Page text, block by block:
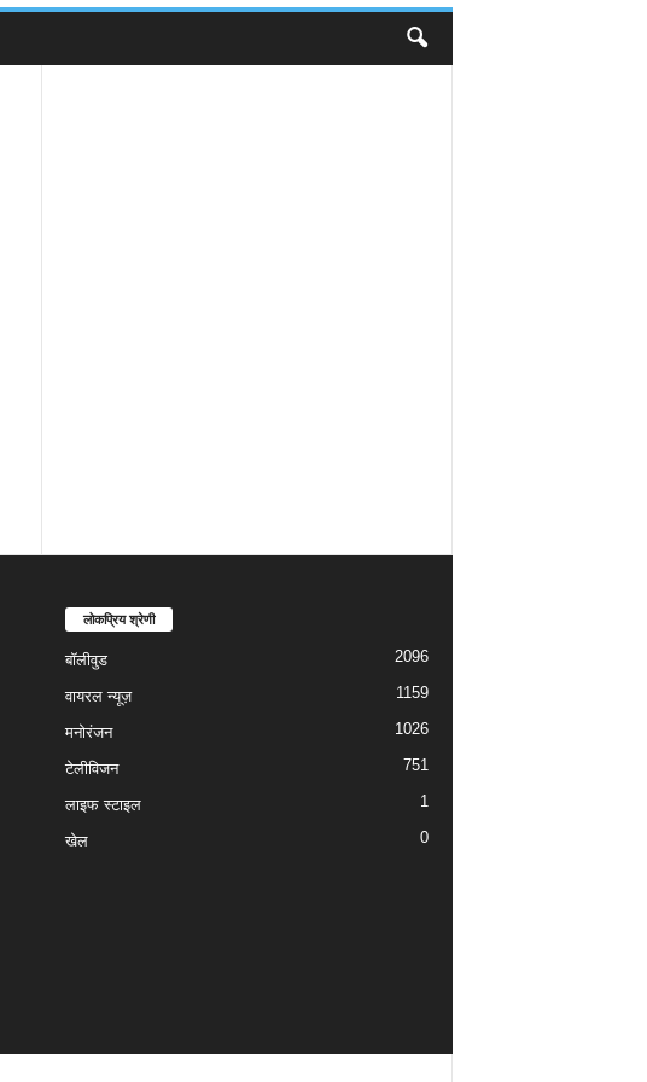
लोकप्रिय श्रेणी
बॉलीवुड 2096
वायरल न्यूज़ 1159
मनोरंजन 1026
टेलीविजन 751
लाइफ स्टाइल 1
खेल 0